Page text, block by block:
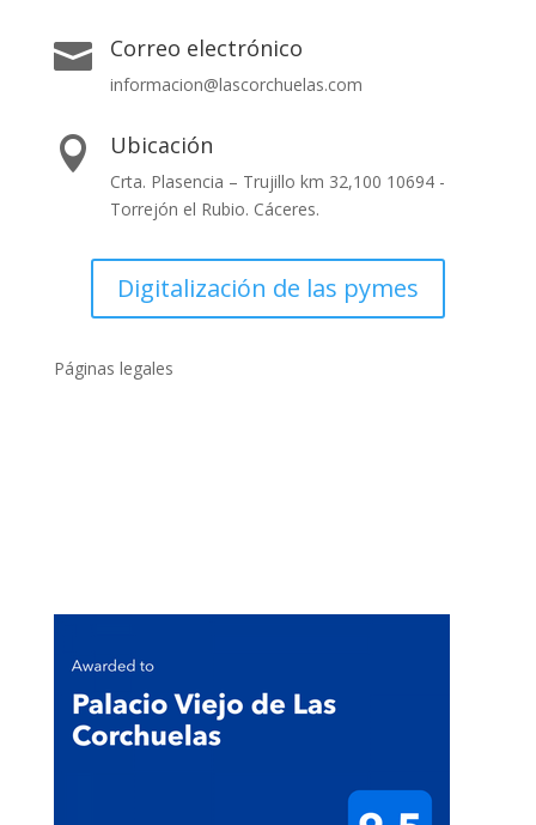
 Correo electrónico
informacion@lascorchuelas.com
 Ubicación
Crta. Plasencia – Trujillo km 32,100 10694 -
Torrejón el Rubio. Cáceres.
Digitalización de las pymes
Páginas legales